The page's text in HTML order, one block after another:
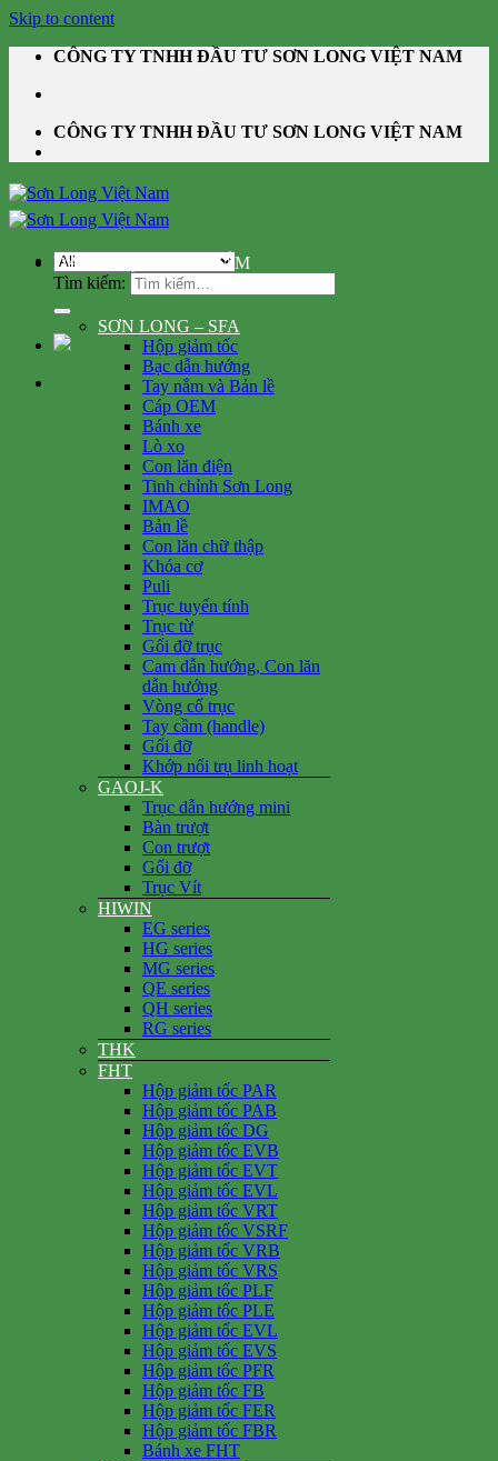
Skip to content
CÔNG TY TNHH ĐẦU TƯ SƠN LONG VIỆT NAM
CÔNG TY TNHH ĐẦU TƯ SƠN LONG VIỆT NAM
Tìm kiếm:
DANH MỤC SẢN PHẨM
SƠN LONG – SFA
Hộp giảm tốc
Bạc dẫn hướng
Tay nắm và Bản lề
Cáp OEM
Bánh xe
Lò xo
Con lăn điện
Tinh chỉnh Sơn Long
IMAO
Bản lề
Con lăn chữ thập
Khóa cơ
Puli
Trục tuyến tính
Trục từ
Gối đỡ trục
Cam dẫn hướng, Con lăn
dẫn hướng
Vòng cổ trục
Tay cầm (handle)
Gối đỡ
Khớp nối trụ linh hoạt
GAOJ-K
Trục dẫn hướng mini
Bàn trượt
Con trượt
Gối đỡ
Trục Vít
HIWIN
EG series
HG series
MG series
QE series
QH series
RG series
THK
FHT
Hộp giảm tốc PAR
Hộp giảm tốc PAB
Hộp giảm tốc DG
Hộp giảm tốc EVB
Hộp giảm tốc EVT
Hộp giảm tốc EVL
Hộp giảm tốc VRT
Hộp giảm tốc VSRF
Hộp giảm tốc VRB
Hộp giảm tốc VRS
Hộp giảm tốc PLF
Hộp giảm tốc PLE
Hộp giảm tốc EVL
Hộp giảm tốc EVS
Hộp giảm tốc PFR
Hộp giảm tốc FB
Hộp giảm tốc FER
Hộp giảm tốc FBR
Bánh xe FHT